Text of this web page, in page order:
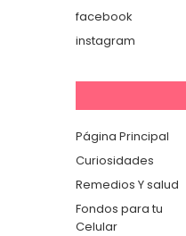
facebook
instagram
Página Principal
Curiosidades
Remedios Y salud
Fondos para tu
Celular